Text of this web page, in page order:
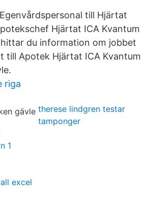
till Hjärtat
Hjärtat ICA Kvantum
du information om jobbet
till Apotek Hjärtat ICA Kvantum
riga
therese lindgren testar
tamponger
1
excel